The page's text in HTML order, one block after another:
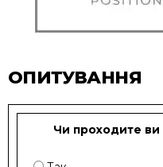
ОПИТУВАННЯ
Чи проходите ви